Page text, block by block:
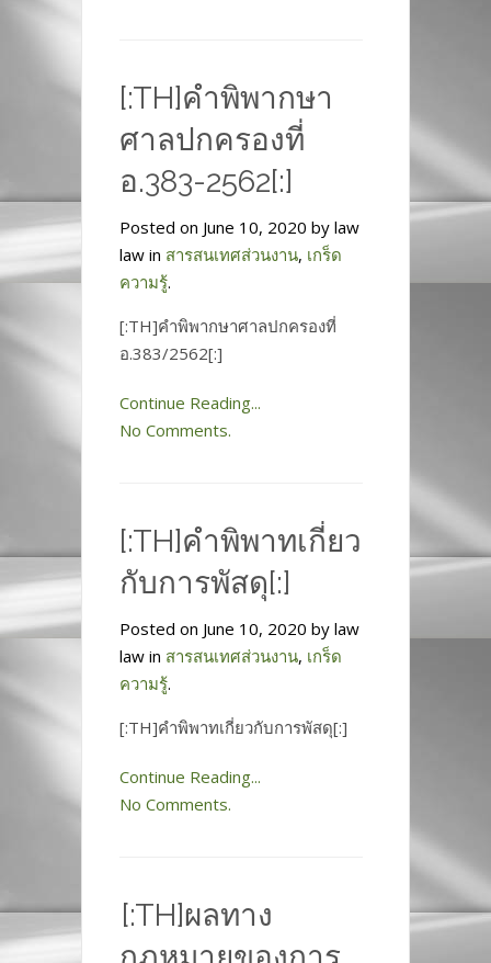
[:TH]คำพิพากษา
ศาลปกครองที่
อ.383-2562[:]
Posted on June 10, 2020 by law
law in สารสนเทศส่วนงาน, เกร็ด
ความรู้.
[:TH]คำพิพากษาศาลปกครองที่
อ.383/2562[:]
Continue Reading...
No Comments.
[:TH]คำพิพาทเกี่ยว
กับการพัสดุ[:]
Posted on June 10, 2020 by law
law in สารสนเทศส่วนงาน, เกร็ด
ความรู้.
[:TH]คำพิพาทเกี่ยวกับการพัสดุ[:]
Continue Reading...
No Comments.
[:TH]ผลทาง